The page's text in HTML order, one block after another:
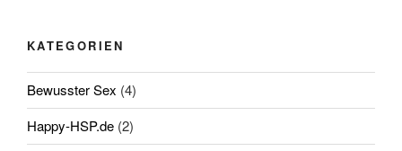
KATEGORIEN
Bewusster Sex (4)
Happy-HSP.de (2)